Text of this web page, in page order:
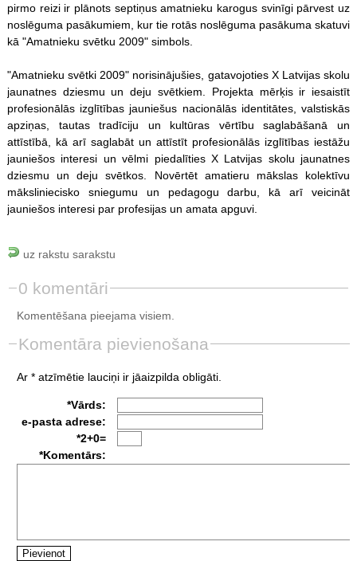
pirmo reizi ir plānots septiņus amatnieku karogus svinīgi pārvest uz
noslēguma pasākumiem, kur tie rotās noslēguma pasākuma skatuvi
kā "Amatnieku svētku 2009" simbols.
"Amatnieku svētki 2009" norisinājušies, gatavojoties X Latvijas skolu
jaunatnes dziesmu un deju svētkiem. Projekta mērķis ir iesaistīt
profesionālās izglītības jauniešus nacionālās identitātes, valstiskās
apziņas, tautas tradīciju un kultūras vērtību saglabāšanā un
attīstībā, kā arī saglabāt un attīstīt profesionālās izglītības iestāžu
jauniešos interesi un vēlmi piedalīties X Latvijas skolu jaunatnes
dziesmu un deju svētkos. Novērtēt amatieru mākslas kolektīvu
māksliniecisko sniegumu un pedagogu darbu, kā arī veicināt
jauniešos interesi par profesijas un amata apguvi.
uz rakstu sarakstu
0 komentāri
Komentēšana pieejama visiem.
Komentāra pievienošana
Ar * atzīmētie lauciņi ir jāaizpilda obligāti.
*Vārds:
e-pasta adrese:
*2+0=
*Komentārs: